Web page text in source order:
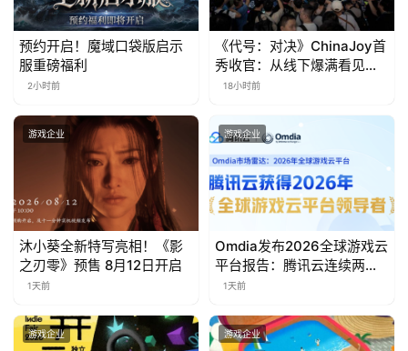
海
站
中
文
国
)
预约开启！魔域口袋版启示
服重磅福利
2小时前
《代号：对决》ChinaJoy首
秀收官：从线下爆满看见玩
家的真实期待
18小时前
游戏企业
沐小葵全新特写亮相！《影
之刃零》预售 8月12日开启
1天前
游戏企业
Omdia发布2026全球游戏云
平台报告：腾讯云连续两年
入选“领导者”象限
1天前
游戏企业 游戏企业